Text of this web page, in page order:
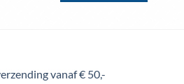
vanaf € 50,-